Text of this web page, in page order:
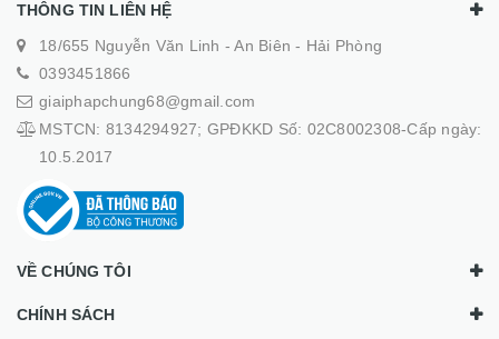
THÔNG TIN LIÊN HỆ
18/655 Nguyễn Văn Linh - An Biên - Hải Phòng
0393451866
giaiphapchung68@gmail.com
MSTCN: 8134294927; GPĐKKD Số: 02C8002308-Cấp ngày:
10.5.2017
VỀ CHÚNG TÔI
CHÍNH SÁCH